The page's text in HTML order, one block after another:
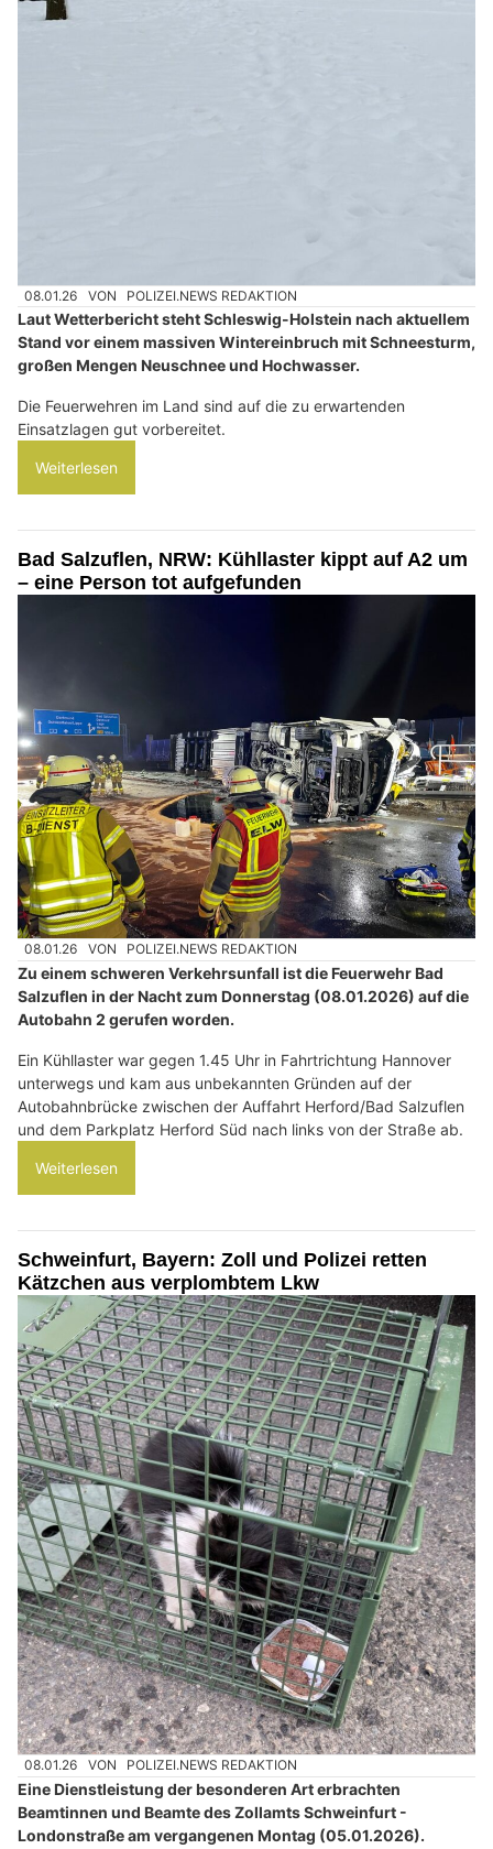
08.01.26 VON POLIZEI.NEWS REDAKTION
Laut Wetterbericht steht Schleswig-Holstein nach aktuellem
Stand vor einem massiven Wintereinbruch mit Schneesturm,
großen Mengen Neuschnee und Hochwasser.
Die Feuerwehren im Land sind auf die zu erwartenden
Einsatzlagen gut vorbereitet.
Weiterlesen
Bad Salzuflen, NRW: Kühllaster kippt auf A2 um
– eine Person tot aufgefunden
08.01.26 VON POLIZEI.NEWS REDAKTION
Zu einem schweren Verkehrsunfall ist die Feuerwehr Bad
Salzuflen in der Nacht zum Donnerstag (08.01.2026) auf die
Autobahn 2 gerufen worden.
Ein Kühllaster war gegen 1.45 Uhr in Fahrtrichtung Hannover
unterwegs und kam aus unbekannten Gründen auf der
Autobahnbrücke zwischen der Auffahrt Herford/Bad Salzuflen
und dem Parkplatz Herford Süd nach links von der Straße ab.
Weiterlesen
Schweinfurt, Bayern: Zoll und Polizei retten
Kätzchen aus verplombtem Lkw
08.01.26 VON POLIZEI.NEWS REDAKTION
Eine Dienstleistung der besonderen Art erbrachten
Beamtinnen und Beamte des Zollamts Schweinfurt -
Londonstraße am vergangenen Montag (05.01.2026).